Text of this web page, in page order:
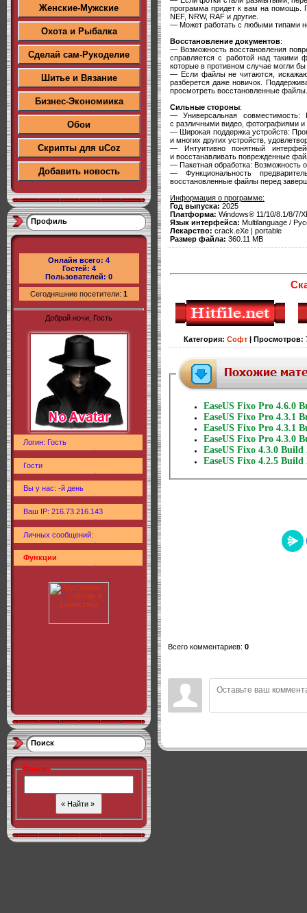
Женские-Мужские
Охота и Рыбалка
Сделай сам-Рукоделие
Шитье и Вязание
Бизнес-Экономиика
Обои
Скрипты для uCoz
Добавить новость
Профиль
Онлайн всего: 4
Гостей: 4
Пользователей: 0
Сегодняшние посетители: 1
Доброй ночи, Гость
Логин: Гость
Гости
Вы у нас: -й день
Ваш IP: 216.73.216.143
Личных сообщений:
Функции
Поиск
Поиск:
программа придет к вам на помощь.
NEF, NRW, RAF и другие.
— Может работать с любыми типами
Восстановление документов:
— Возможность восстановления
справляется с работой над такими
которые в противном случае могли
— Если файлы не читаются,
разберется даже новичок.
просмотреть восстановленные файлы.
Сильные стороны:
— Универсальная совместимость:
с различными видео, фотографиями и
— Широкая поддержка устройств:
и многих других устройств,
— Интуитивно понятный
и восстанавливать поврежденные
— Пакетная обработка: Возможность
— Функциональность
восстановленные файлы перед
Информация о программе:
Год выпуска: 2025
Платформа: Windows® 11/10/8.1/8/7/
Язык интерфейса: Multilanguage /
Лекарство: crack.eXe | portable
Размер файла: 360.11 MB
Категория: Софт Просмотров:
EaseUS Fixo Pro 4.6.0
EaseUS Fixo Pro 4.3.1
EaseUS Fixo Pro 4.3.1
EaseUS Fixo Pro 4.3.0
EaseUS Fixo 4.3.0
EaseUS Fixo 4.2.5 Build
Всего комментариев: 0